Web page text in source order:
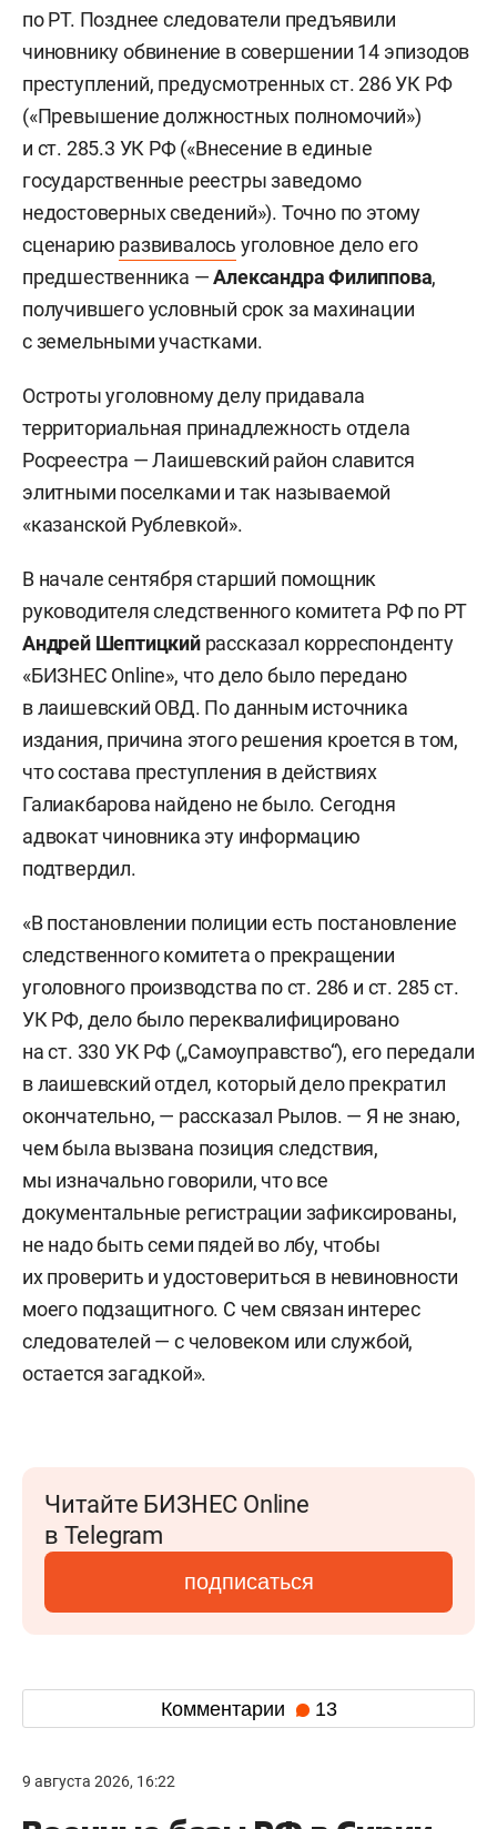
по РТ. Позднее следователи предъявили
чиновнику обвинение в совершении 14 эпизодов
преступлений, предусмотренных ст. 286 УК РФ
(«Превышение должностных полномочий»)
и ст. 285.3 УК РФ («Внесение в единые
государственные реестры заведомо
недостоверных сведений»). Точно по этому
сценарию развивалось уголовное дело его
предшественника —Александра Филиппова,
получившего условный срок за махинации
с земельными участками.
Остроты уголовному делу придавала
территориальная принадлежность отдела
Росреестра — Лаишевский район славится
элитными поселками и так называемой
«казанской Рублевкой».
В начале сентября старший помощник
руководителя следственного комитета РФ по РТ
Андрей Шептицкийрассказал корреспонденту
«БИЗНЕС Online», что дело было передано
в лаишевский ОВД. По данным источника
издания, причина этого решения кроется в том,
что состава преступления в действиях
Галиакбарова найдено не было. Сегодня
адвокат чиновника эту информацию
подтвердил.
«В постановлении полиции есть постановление
следственного комитета о прекращении
уголовного производства по ст. 286 и ст. 285 ст.
УК РФ, дело было переквалифицировано
на ст. 330 УК РФ („Самоуправство“), его передали
в лаишевский отдел, который дело прекратил
окончательно, — рассказал Рылов. — Я не знаю,
чем была вызвана позиция следствия,
мы изначально говорили, что все
документальные регистрации зафиксированы,
не надо быть семи пядей во лбу, чтобы
их проверить и удостовериться в невиновности
моего подзащитного. С чем связан интерес
следователей — с человеком или службой,
остается загадкой».
Читайте БИЗНЕС Online
в Telegram
подписаться
Комментарии 13
9 августа 2026, 16:22